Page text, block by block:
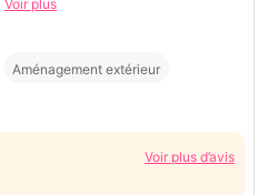
Voir plus
Aménagement extérieur
Voir plus d’avis